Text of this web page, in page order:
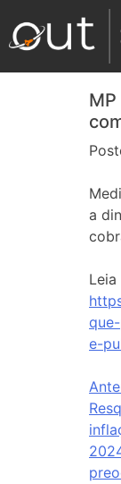
a
Leia
e-